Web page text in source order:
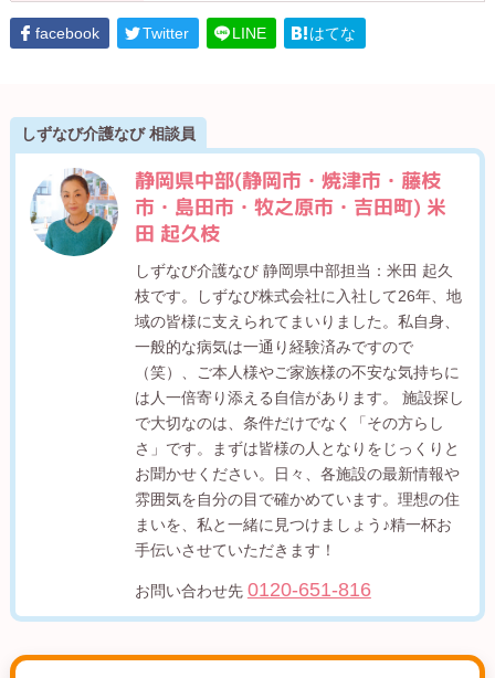
facebook Twitter LINE はてな
しずなび介護なび 相談員
静岡県中部(静岡市・焼津市・藤枝
市・島田市・牧之原市・吉田町) 米
田 起久枝
しずなび介護なび 静岡県中部担当：米田 起久
枝です。しずなび株式会社に入社して26年、地
域の皆様に支えられてまいりました。私自身、
一般的な病気は一通り経験済みですので
（笑）、ご本人様やご家族様の不安な気持ちに
は人一倍寄り添える自信があります。 施設探し
で大切なのは、条件だけでなく「その方らし
さ」です。まずは皆様の人となりをじっくりと
お聞かせください。日々、各施設の最新情報や
雰囲気を自分の目で確かめています。理想の住
まいを、私と一緒に見つけましょう♪精一杯お
手伝いさせていただきます！
お問い合わせ先 0120-651-816